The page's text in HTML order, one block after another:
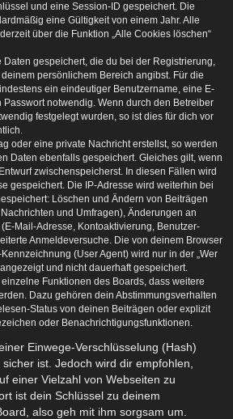
und eine Session-ID gespeichert. Die
eine Gültigkeit von einem Jahr. Alle
über die Funktion „Alle Cookies löschen“
Daten gespeichert, die du bei der Registrierung,
persönlichem Bereich angibst. Für die
ein eindeutiger Benutzername, eine E-
Passwort notwendig. Wenn durch den Betreiber
festgelegt wurden, so ist dies für dich vor
oder eine private Nachricht erstellst, so werden
Daten ebenfalls gespeichert. Gleiches gilt, wenn
zwischenspeicherst. In diesen Fällen wird
gespeichert. Die IP-Adresse wird weiterhin bei
Löschen und Ändern von Beiträgen
und Umfragen), Änderungen an
Mail-Adresse, Kontoaktivierung, Benutzer-
Anmeldeversuche. Die von deinem Browser
(User Agent) wird nur in der „Wer
und nicht dauerhaft gespeichert.
Funktionen des Boards, dass weitere
Dazu gehören dein Abstimmungsverhalten
Status von deinen Beiträgen oder explizit
oder Benachrichtigungsfunktionen.
Einwege-Verschlüsselung (Hash)
ist. Jedoch wird dir empfohlen,
einer Vielzahl von Webseiten zu
ist dein Schlüssel zu deinem
also geh mit ihm sorgsam um.